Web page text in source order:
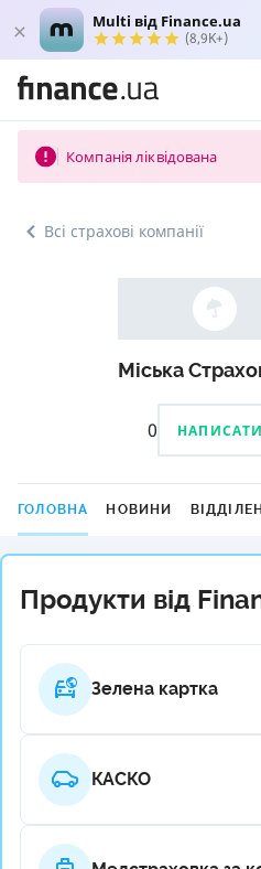
Multi від Finance.ua
(8,9K+)
Компанія ліквідована
Всі страхові компанії
Міська
0
ГОЛОВНА НОВИНИ
Продукти від
Зелена картка
КАСКО